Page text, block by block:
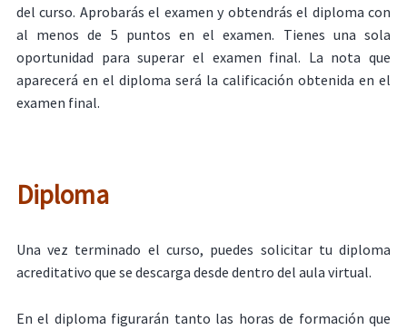
del curso. Aprobarás el examen y obtendrás el diploma con
al menos de 5 puntos en el examen. Tienes una sola
oportunidad para superar el examen final. La nota que
aparecerá en el diploma será la calificación obtenida en el
examen final.
Diploma
Una vez terminado el curso, puedes solicitar tu diploma
acreditativo que se descarga desde dentro del aula virtual.
En el diploma figurarán tanto las horas de formación que